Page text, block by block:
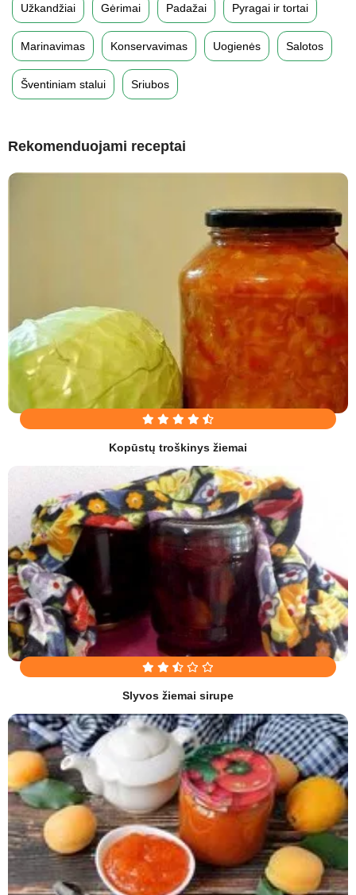
Užkandžiai Gėrimai Padažai Pyragai ir tortai
Marinavimas Konservavimas Uogienės Salotos
Šventiniam stalui Sriubos
Rekomenduojami receptai
Kopūstų troškinys žiemai
Slyvos žiemai sirupe